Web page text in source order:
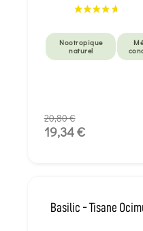
Nootropique
naturel
20,80 €
19,34 €
Basilic - Tisane